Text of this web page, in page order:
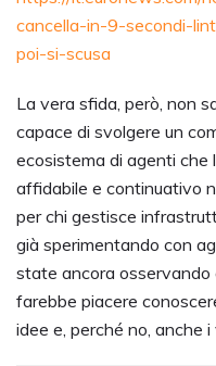
cancella-in-9-secondi-
poi-si-scusa
La vera sfida, però, non
capace di svolgere un
ecosistema di agenti che
affidabile e continuativo
per chi gestisce
già sperimentando con
state ancora
farebbe piacere
idee e, perché no, anche